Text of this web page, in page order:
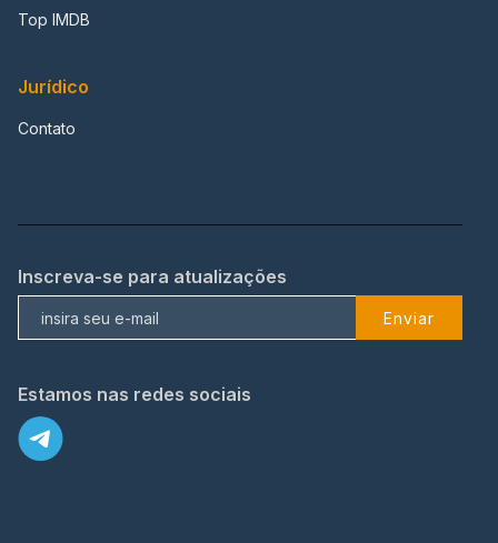
Top IMDB
Jurídico
Contato
Inscreva-se para atualizações
Enviar
Estamos nas redes sociais